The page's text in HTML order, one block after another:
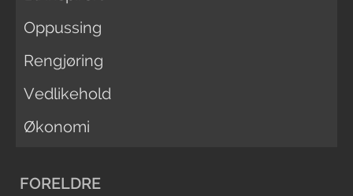
Oppussing
Rengjøring
Vedlikehold
Økonomi
FORELDRE